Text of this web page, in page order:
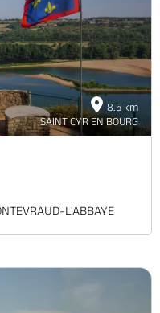
8.5 km
SAINT CYR EN BOURG
L'ABBAYE